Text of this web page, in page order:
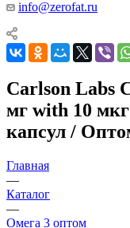
info@zerofat.ru
Carlson Labs
мг with 10
капсул /
Главная
—
Каталог
—
Омега 3 оптом